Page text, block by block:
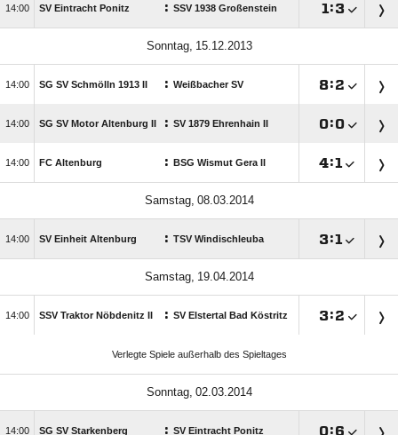
 SV Eintracht Ponitz : SSV 1938 Großenstein  :
 
 SG SV Schmölln 1913 II : Weißbacher SV :
 SG SV Motor Altenburg II : SV 1879 Ehrenhain II :
 FC Altenburg : BSG Wismut Gera II :
 
 SV Einheit Altenburg : TSV Windischleuba :
 
 SSV Traktor Nöbdenitz II : SV Elstertal Bad Köstritz :
Verlegte Spiele außerhalb des Spieltages
 
 SG SV Starkenberg : SV Eintracht Ponitz :